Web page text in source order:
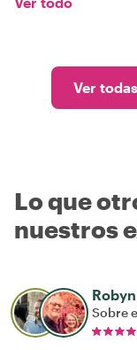
Ver
Lo que
nuestros
Robyn
Sobre